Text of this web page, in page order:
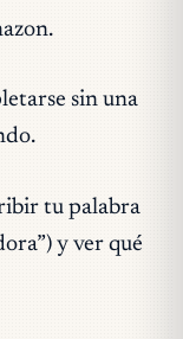
sin una
tu palabra
y ver qué